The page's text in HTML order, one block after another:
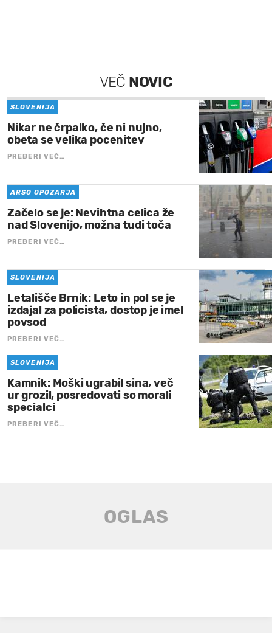
VEČ NOVIC
SLOVENIJA
Nikar ne črpalko, če ni nujno,
obeta se velika pocenitev
PREBERI VEČ…
ARSO OPOZARJA
Začelo se je: Nevihtna celica že
nad Slovenijo, možna tudi toča
PREBERI VEČ…
SLOVENIJA
Letališče Brnik: Leto in pol se je
izdajal za policista, dostop je imel
povsod
PREBERI VEČ…
SLOVENIJA
Kamnik: Moški ugrabil sina, več
ur grozil, posredovati so morali
specialci
PREBERI VEČ…